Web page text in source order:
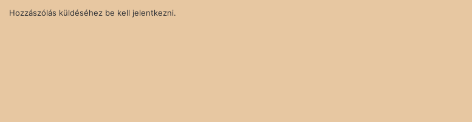
Hozzászólás küldéséhez be kell jelentkezni.